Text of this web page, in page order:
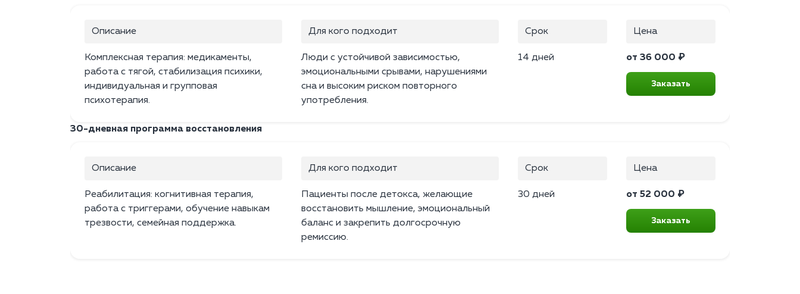
Описание
Комплексная терапия: медикаменты,
работа с тягой, стабилизация психики,
индивидуальная и групповая
психотерапия.
Для кого подходит
Люди с устойчивой зависимостью,
эмоциональными срывами, нарушениями
сна и высоким риском повторного
употребления.
Срок
14 дней
Цена
от 36 000 ₽
Заказать
30-дневная программа восстановления
Описание
Реабилитация: когнитивная терапия,
работа с триггерами, обучение навыкам
трезвости, семейная поддержка.
Для кого подходит
Пациенты после детокса, желающие
восстановить мышление, эмоциональный
баланс и закрепить долгосрочную
ремиссию.
Срок
30 дней
Цена
от 52 000 ₽
Заказать